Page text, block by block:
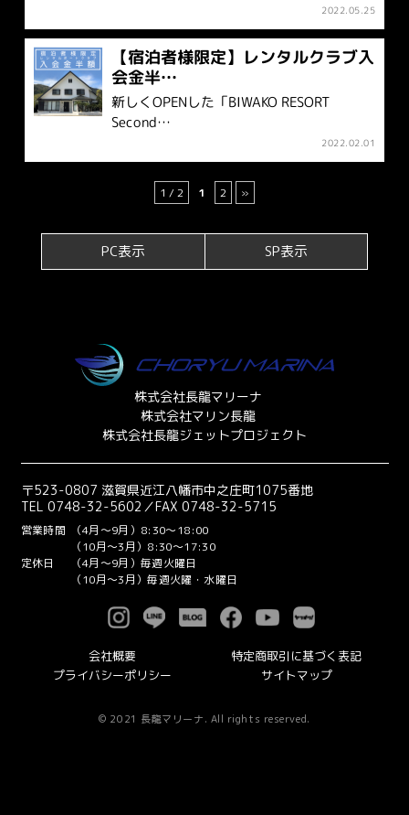
2022.05.25
【宿泊者様限定】レンタルクラブ入
会金半…
新しくOPENした「BIWAKO RESORT
Second…
2022.02.01
1 / 2 1 2 »
PC表示 SP表示
株式会社長龍マリーナ
株式会社マリン長龍
株式会社長龍ジェットプロジェクト
〒523-0807 滋賀県近江八幡市中之庄町1075番地
TEL 0748-32-5602／FAX 0748-32-5715
営業時間
（4月～9月）8:30～18:00
（10月～3月）8:30～17:30
定休日
（4月～9月）毎週火曜日
（10月～3月）毎週火曜・水曜日
会社概要
特定商取引に基づく表記
プライバシーポリシー
サイトマップ
© 2021 長龍マリーナ. All rights reserved.